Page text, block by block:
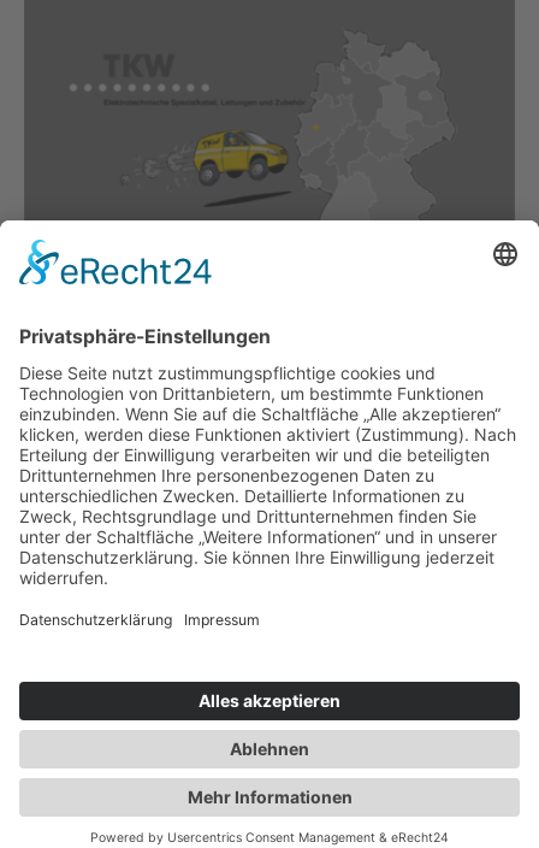
Unterstützung vor Ort
unserem Vertriebsaußendienst.
Vereinbaren Siehiereinen Termin.
Telefon: +49 (0) 21 73/10 16 83
E-Mail:info@tkw-kabeltechnik.de
40789 Monheim am Rhein
Datenschutz